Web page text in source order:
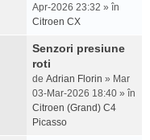
Apr-2026 23:32 » în
Citroen CX
Senzori presiune
roti
de Adrian Florin » Mar
03-Mar-2026 18:40 » în
Citroen (Grand) C4
Picasso